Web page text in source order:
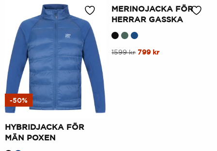
-50%
HYBRIDJACKA FÖR
MÄN POXEN
MERINOJACKA FÖR
HERRAR GASSKA
Denna
1599kr Ursprungligt
799 krNuvarande